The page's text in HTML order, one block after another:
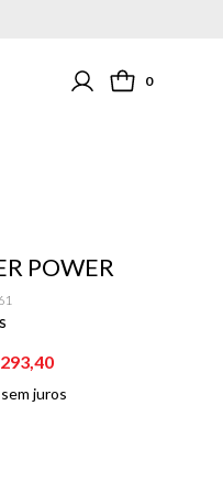
0
POWER
sem juros